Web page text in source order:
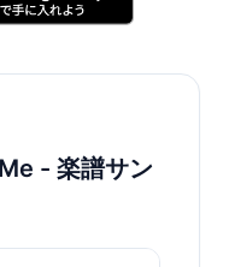
- 楽譜サン